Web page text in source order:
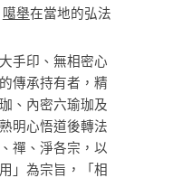
噶舉在當地的弘法
手印、無相密心
傳承持有者，精
、內密六瑜珈及
明心悟道後轉法
禪、淨各宗，以
」為宗旨，「相